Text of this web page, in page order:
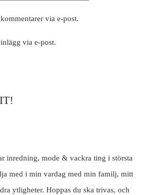
via e-post.
via e-post.
inredning, mode & vackra ting i största
med i min vardag med min familj, mitt
ytligheter. Hoppas du ska trivas, och